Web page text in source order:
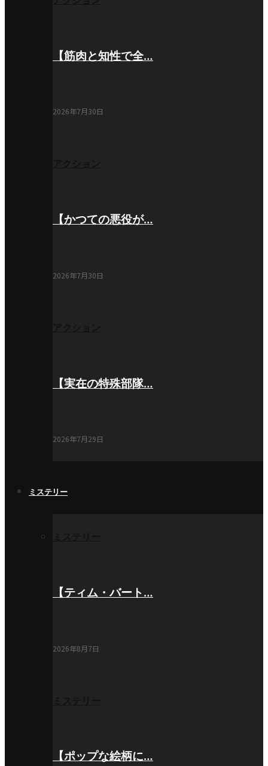
【筋肉と知性で全…
2026年7月30日
【かつての悪役が…
2026年7月30日
【実在の特殊部隊…
2026年7月29日
ミステリー
【ティム・バート…
2026年8月7日
【ポップな絵柄に…